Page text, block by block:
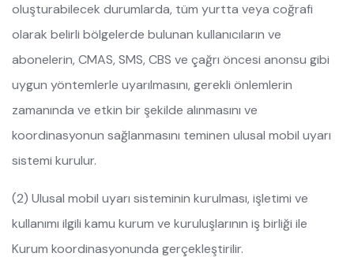
oluşturabilecek durumlarda, tüm yurtta veya coğrafi
olarak belirli bölgelerde bulunan kullanıcıların ve
abonelerin, CMAS, SMS, CBS ve çağrı öncesi anonsu gibi
uygun yöntemlerle uyarılmasını, gerekli önlemlerin
zamanında ve etkin bir şekilde alınmasını ve
koordinasyonun sağlanmasını teminen ulusal mobil uyarı
sistemi kurulur.
(2) Ulusal mobil uyarı sisteminin kurulması, işletimi ve
kullanımı ilgili kamu kurum ve kuruluşlarının iş birliği ile
Kurum koordinasyonunda gerçekleştirilir.